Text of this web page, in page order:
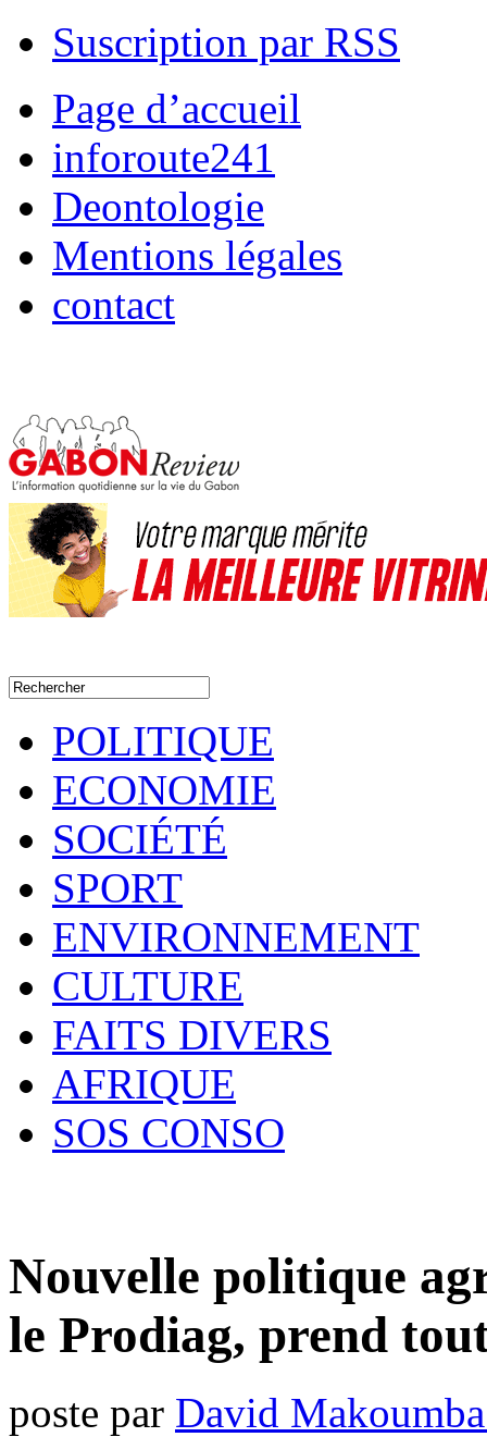
Suscription par RSS
Page d’accueil
inforoute241
Deontologie
Mentions légales
contact
POLITIQUE
ECONOMIE
SOCIÉTÉ
SPORT
ENVIRONNEMENT
CULTURE
FAITS DIVERS
AFRIQUE
SOS CONSO
Nouvelle politique
le Prodiag, prend
poste par David